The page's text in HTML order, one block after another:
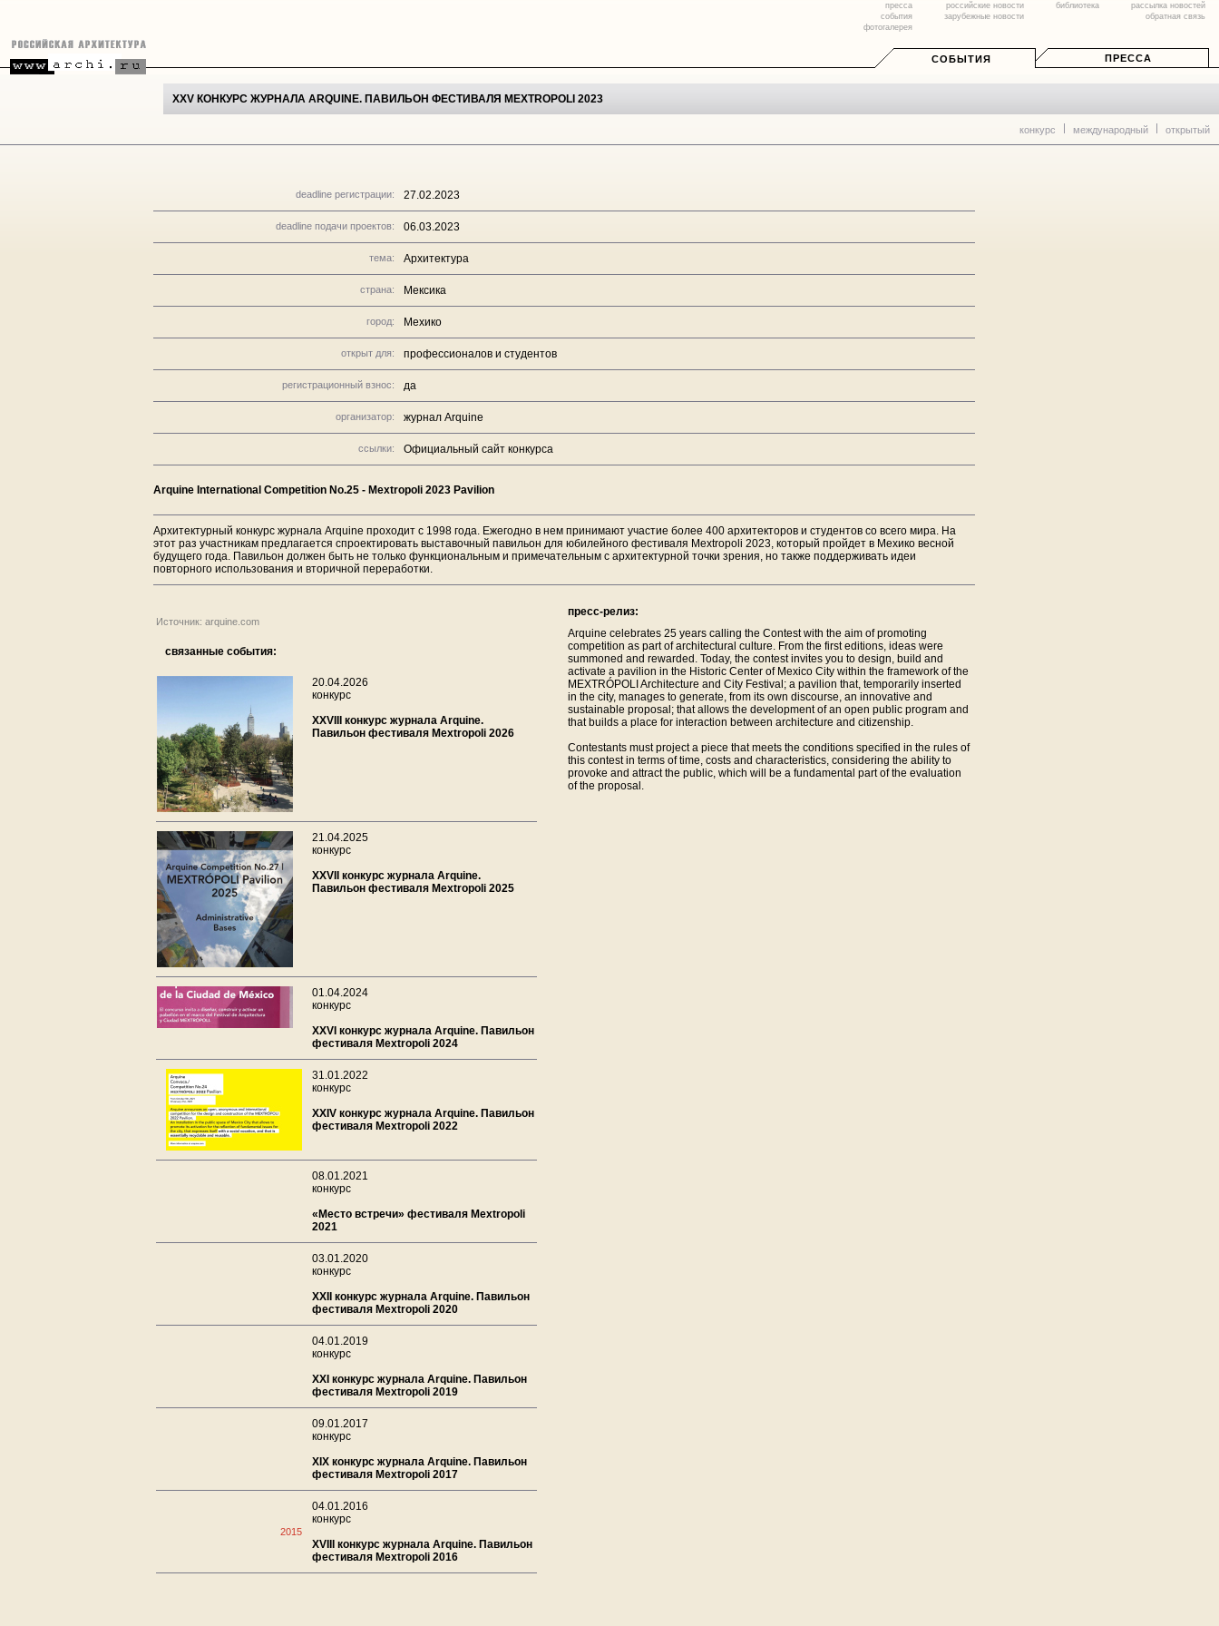
пресса
события
фотогалерея
российские новости
зарубежные новости
библиотека
рассылка новостей
обратная связь
СОБЫТИЯ ПРЕССА
XXV КОНКУРС ЖУРНАЛА ARQUINE. ПАВИЛЬОН ФЕСТИВАЛЯ MEXTROPOLI 2023
конкурс международный открытый
deadline регистрации: 27.02.2023
deadline подачи проектов: 06.03.2023
тема: Архитектура
страна: Мексика
город: Мехико
открыт для: профессионалов и студентов
регистрационный взнос: да
организатор: журнал Arquine
ссылки: Официальный сайт конкурса
Arquine International Competition No.25 - Mextropoli 2023 Pavilion
Архитектурный конкурс журнала Arquine проходит с 1998 года. Ежегодно в нем принимают участие более 400 архитекторов и студентов со всего мира. На
этот раз участникам предлагается спроектировать выставочный павильон для юбилейного фестиваля Mextropoli 2023, который пройдет в Мехико весной
будущего года. Павильон должен быть не только функциональным и примечательным с архитектурной точки зрения, но также поддерживать идеи
повторного использования и вторичной переработки.
Источник: arquine.com
связанные события:
20.04.2026
конкурс
XXVIII конкурс журнала Arquine.
Павильон фестиваля Mextropoli 2026
21.04.2025
конкурс
XXVII конкурс журнала Arquine.
Павильон фестиваля Mextropoli 2025
01.04.2024
конкурс
XXVI конкурс журнала Arquine. Павильон
фестиваля Mextropoli 2024
31.01.2022
конкурс
XXIV конкурс журнала Arquine. Павильон
фестиваля Mextropoli 2022
08.01.2021
конкурс
«Место встречи» фестиваля Mextropoli
2021
03.01.2020
конкурс
XXII конкурс журнала Arquine. Павильон
фестиваля Mextropoli 2020
04.01.2019
конкурс
XXI конкурс журнала Arquine. Павильон
фестиваля Mextropoli 2019
09.01.2017
конкурс
XIX конкурс журнала Arquine. Павильон
фестиваля Mextropoli 2017
2015
04.01.2016
конкурс
XVIII конкурс журнала Arquine. Павильон
фестиваля Mextropoli 2016
пресс-релиз:
Arquine celebrates 25 years calling the Contest with the aim of promoting
competition as part of architectural culture. From the first editions, ideas were
summoned and rewarded. Today, the contest invites you to design, build and
activate a pavilion in the Historic Center of Mexico City within the framework of the
MEXTRÓPOLI Architecture and City Festival; a pavilion that, temporarily inserted
in the city, manages to generate, from its own discourse, an innovative and
sustainable proposal; that allows the development of an open public program and
that builds a place for interaction between architecture and citizenship.
Contestants must project a piece that meets the conditions specified in the rules of
this contest in terms of time, costs and characteristics, considering the ability to
provoke and attract the public, which will be a fundamental part of the evaluation
of the proposal.